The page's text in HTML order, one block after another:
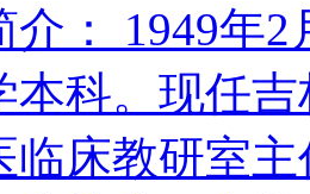
介： 1949年
本科。现任
临床教研室